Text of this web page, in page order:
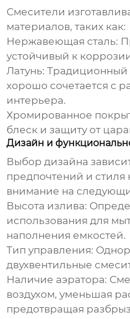
Смесители
материалов, таких как:
Нержавеющая сталь:
устойчивый к
Латунь: Традиционный
хорошо сочетается с
интерьера.
Хромированное
блеск и защиту от
Дизайн и
Выбор дизайна
предпочтений и стиля
внимание на
Высота излива:
использования для
наполнения емкостей.
Тип управления:
двухвентильные
Наличие аэратора:
воздухом, уменьшая
предотвращая